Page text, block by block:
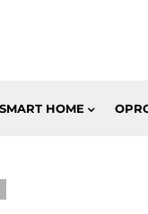
SMART HOME